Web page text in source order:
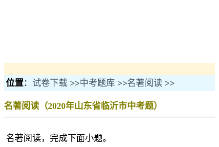
位置： 试卷下载 >>中考题库 >>名著阅读 >>
名著阅读（2020年山东省临沂市中考题）
名著阅读，完成下面小题。